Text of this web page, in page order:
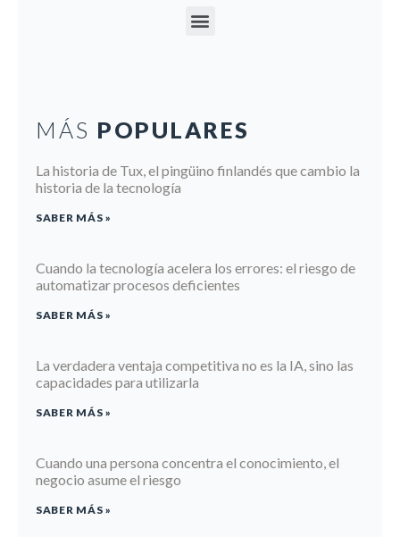
MÁS POPULARES
La historia de Tux, el pingüino finlandés que cambio la
historia de la tecnología
SABER MÁS »
Cuando la tecnología acelera los errores: el riesgo de
automatizar procesos deficientes
SABER MÁS »
La verdadera ventaja competitiva no es la IA, sino las
capacidades para utilizarla
SABER MÁS »
Cuando una persona concentra el conocimiento, el
negocio asume el riesgo
SABER MÁS »